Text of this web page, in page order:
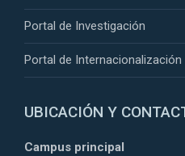
Portal de Investigación
Portal de Internacionalización
UBICACIÓN Y
Campus principal